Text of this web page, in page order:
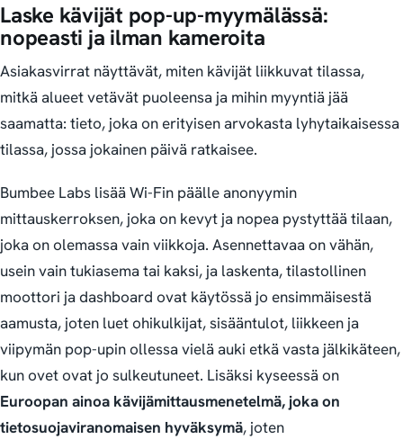
Laske kävijät pop-up-myymälässä:
nopeasti ja ilman kameroita
Asiakasvirrat näyttävät, miten kävijät liikkuvat tilassa,
mitkä alueet vetävät puoleensa ja mihin myyntiä jää
saamatta: tieto, joka on erityisen arvokasta lyhytaikaisessa
tilassa, jossa jokainen päivä ratkaisee.
Bumbee Labs lisää Wi-Fin päälle anonyymin
mittauskerroksen, joka on kevyt ja nopea pystyttää tilaan,
joka on olemassa vain viikkoja. Asennettavaa on vähän,
usein vain tukiasema tai kaksi, ja laskenta, tilastollinen
moottori ja dashboard ovat käytössä jo ensimmäisestä
aamusta, joten luet ohikulkijat, sisääntulot, liikkeen ja
viipymän pop-upin ollessa vielä auki etkä vasta jälkikäteen,
kun ovet ovat jo sulkeutuneet. Lisäksi kyseessä on
Euroopan ainoa kävijämittausmenetelmä, joka on
tietosuojaviranomaisen hyväksymä, joten